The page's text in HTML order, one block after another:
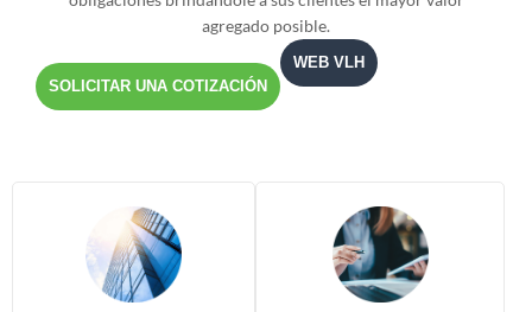
agregado posible.
SOLICITAR UNA COTIZACIÓN
WEB VLH